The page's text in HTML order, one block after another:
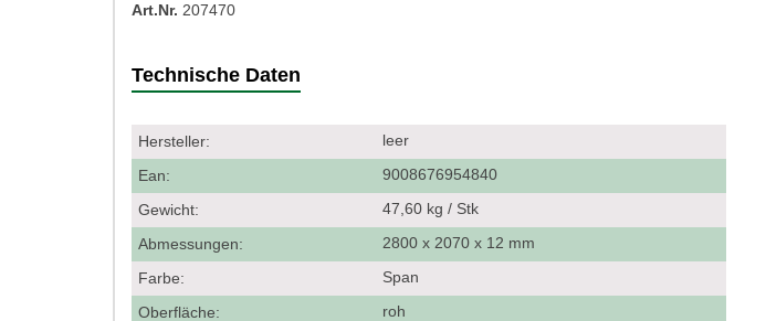
Art.Nr. 207470
Technische Daten
Hersteller:
leer
Ean:
9008676954840
Gewicht:
47,60 kg / Stk
Abmessungen:
2800 x 2070 x 12 mm
Farbe:
Span
Oberfläche:
roh